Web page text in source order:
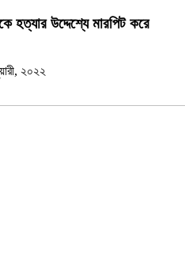
হত্যার উদ্দেশ্যে মারপিট করে
২০২২